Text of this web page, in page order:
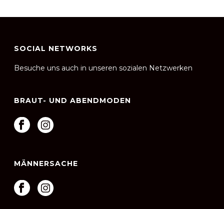
SOCIAL NETWORKS
Besuche uns auch in unseren sozialen Netzwerken
BRAUT- UND ABENDMODEN
MÄNNERSACHE